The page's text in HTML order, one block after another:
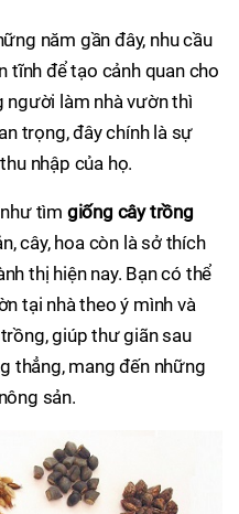
năm gần đây, nhu cầu
tĩnh để tạo cảnh quan cho
người làm nhà vườn thì
trọng, đây chính là sự
nhập của họ.
tìm giống cây trồng
cây, hoa còn là sở thích
thị hiện nay. Bạn có thể
tại nhà theo ý mình và
giúp thư giãn sau
thẳng, mang đến những
sản.